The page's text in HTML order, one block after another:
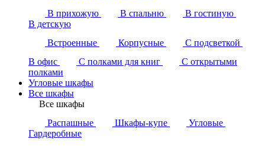
В прихожую
В спальню
В гостиную
В детскую
Встроенные
Корпусные
С подсветкой
В офис
С полками для книг
С открытыми
полками
Угловые шкафы
Все шкафы
Все шкафы
Распашные
Шкафы-купе
Угловые
Гардеробные